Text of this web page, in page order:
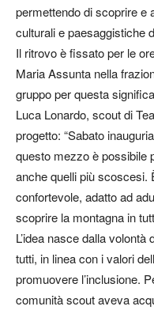
permettendo di scoprire e
culturali e paesaggistiche
Il ritrovo è fissato per le
Maria Assunta nella
gruppo per questa
Luca Lonardo, scout di
progetto: “Sabato
questo mezzo è possibile
anche quelli più scoscesi.
confortevole, adatto ad
scoprire la montagna in
L’idea nasce dalla
tutti, in linea con i valori
promuovere l’inclusione.
comunità scout aveva